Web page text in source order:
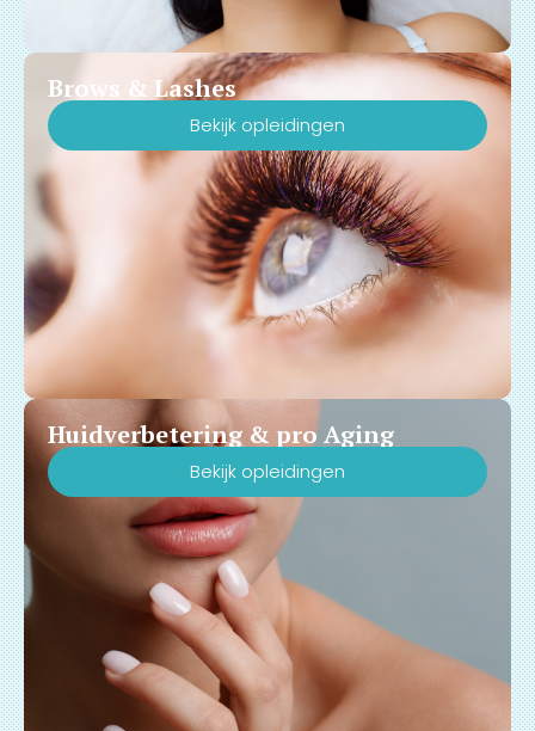
Brows & Lashes
Bekijk opleidingen
Huidverbetering & pro Aging
Bekijk opleidingen